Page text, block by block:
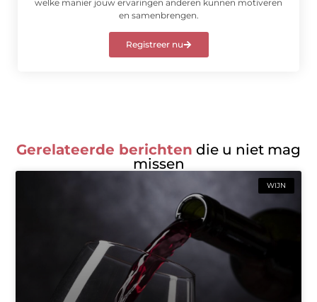
welke manier jouw ervaringen anderen kunnen motiveren
en samenbrengen.
Registreer nu
Gerelateerde berichten die u niet mag
missen
WIJN